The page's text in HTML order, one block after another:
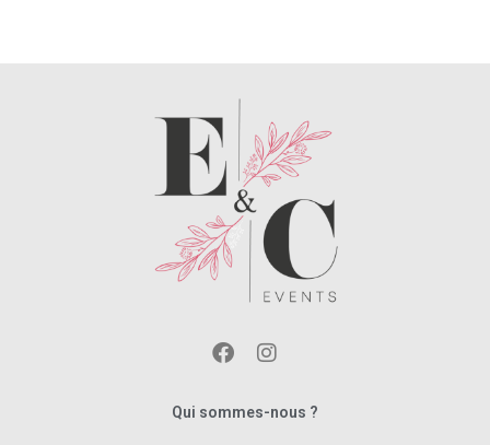
Qui sommes-nous ?